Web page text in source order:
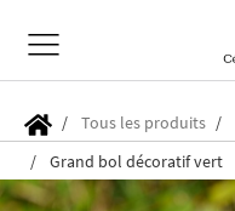
Tous les produits
Grand bol décoratif vert